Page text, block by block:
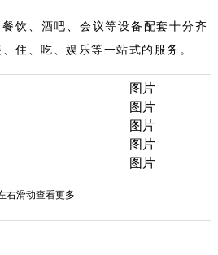
饮、酒吧、会议等设备配套十分齐
住、吃、娱乐等一站式的服务。
右滑动查看更多